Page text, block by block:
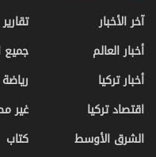
آخر الأخبار
أخبار العالم
أخبار تركيا
اقتصاد تركيا
الشرق الأوسط
تقارير
جميع
رياضة
غير
كتاب